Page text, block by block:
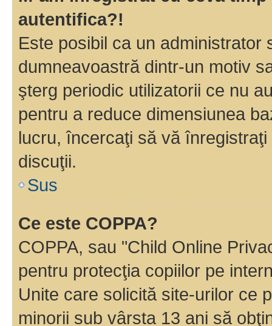
autentifica?!
Este posibil ca un
dumneavoastră dintr-un motiv
şterg periodic utilizatorii ce nu
pentru a reduce dimensiunea
lucru, încercaţi să vă
discuţii.
Sus
Ce este COPPA?
COPPA, sau "Child Online
pentru protecţia copiilor pe
Unite care solicită site-urilor ce
minorii sub vârsta 13 ani să